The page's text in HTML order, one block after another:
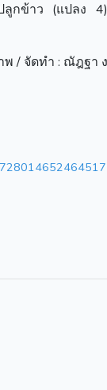
กข้าว (แปลง
พ / จัดทำ : ณัฎฐา